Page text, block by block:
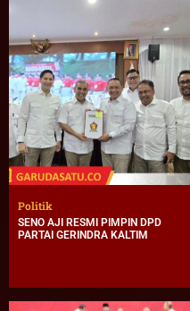
Politik
SENO AJI RESMI PIMPIN DPD
PARTAI GERINDRA KALTIM